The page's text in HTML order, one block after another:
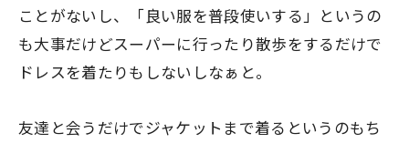
ことがないし、「良い服を普段使いする」というの
も大事だけどスーパーに行ったり散歩をするだけで
ドレスを着たりもしないしなぁと。
友達と会うだけでジャケットまで着るというのもち